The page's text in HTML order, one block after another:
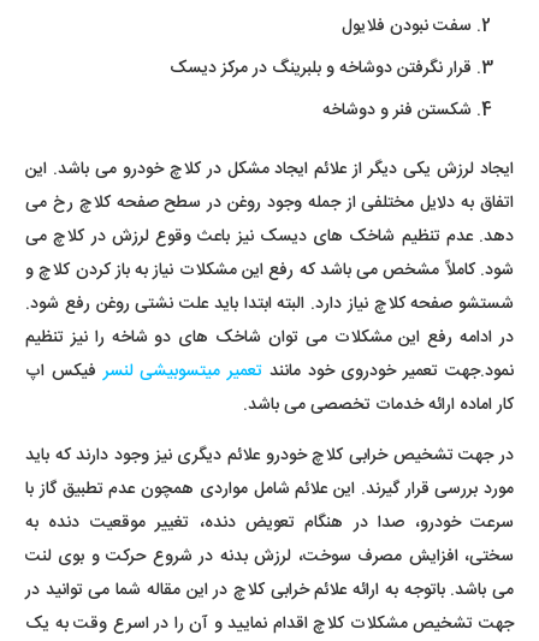
سفت نبودن فلایول
قرار نگرفتن دوشاخه و بلبرینگ در مرکز دیسک
شکستن فنر و دوشاخه
ایجاد لرزش یکی دیگر از علائم ایجاد مشکل در کلاچ خودرو می باشد. این
اتفاق به دلایل مختلفی از جمله وجود روغن در سطح صفحه کلاچ رخ می
دهد. عدم تنظیم شاخک های دیسک نیز باعث وقوع لرزش در کلاچ می
شود. کاملاً مشخص می باشد که رفع این مشکلات نیاز به باز کردن کلاچ و
شستشو صفحه کلاچ نیاز دارد. البته ابتدا باید علت نشتی روغن رفع شود.
در ادامه رفع این مشکلات می توان شاخک های دو شاخه را نیز تنظیم
نمود.جهت تعمیر خودروی خود مانند تعمیر میتسوبیشی لنسرفیکس اپ
کار اماده ارائه خدمات تخصصی می باشد.
در جهت تشخیص خرابی کلاچ خودرو علائم دیگری نیز وجود دارند که باید
مورد بررسی قرار گیرند. این علائم شامل مواردی همچون عدم تطبیق گاز با
سرعت خودرو، صدا در هنگام تعویض دنده، تغییر موقعیت دنده به
سختی، افزایش مصرف سوخت، لرزش بدنه در شروع حرکت و بوی لنت
می باشد. باتوجه به ارائه علائم خرابی کلاچ در این مقاله شما می توانید در
جهت تشخیص مشکلات کلاچ اقدام نمایید و آن را در اسرع وقت به یک